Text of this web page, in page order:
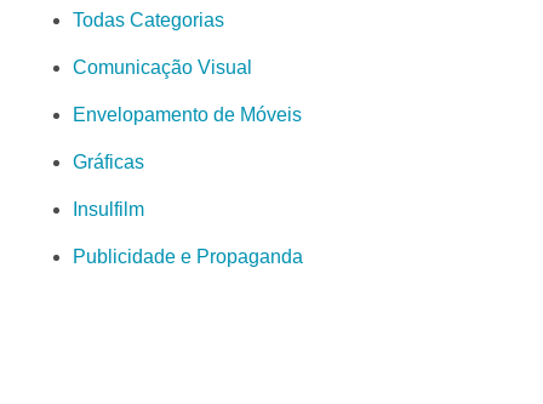
Todas Categorias
Comunicação Visual
Envelopamento de Móveis
Gráficas
Insulfilm
Publicidade e Propaganda